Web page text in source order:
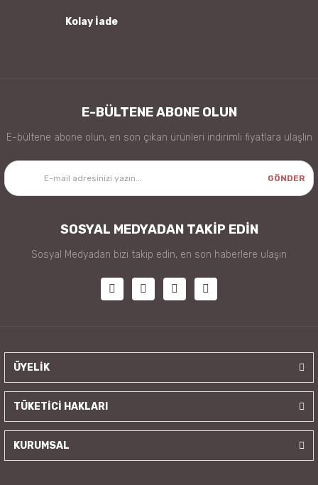
Kolay İade
E-BÜLTENE ABONE OLUN
E-bültene abone olun, en son çıkan ürünleri indirimli fiyatlara ulaşlın
GÖNDER
SOSYAL MEDYADAN TAKİP EDİN
Sosyal Medyadan bizi takip edin, en son haberlere ulaşın
ÜYELİK
TÜKETİCİ HAKLARI
KURUMSAL